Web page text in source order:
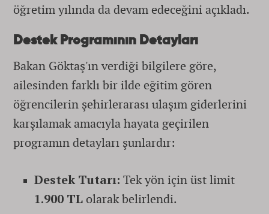
öğretim yılında da devam edeceğini açıkladı.
Destek Programının Detayları
Bakan Göktaş'ın verdiği bilgilere göre,
ailesinden farklı bir ilde eğitim gören
öğrencilerin şehirlerarası ulaşım giderlerini
karşılamak amacıyla hayata geçirilen
programın detayları şunlardır:
Destek Tutarı: Tek yön için üst limit
1.900 TL olarak belirlendi.